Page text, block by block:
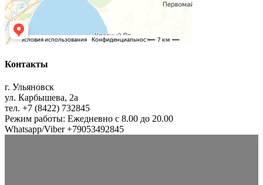
Контакты
г. Ульяновск
ул. Карбышева, 2а
тел. +7 (8422) 732845
Режим работы: Ежедневно с 8.00 до 20.00
Whatsapp/Viber +79053492845